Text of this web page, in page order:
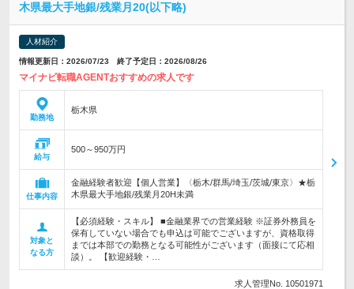
木県最大手地銀/残業月20(以下略)
人材紹介
情報更新日：2026/07/23 終了予定日：2026/08/26
マイナビ転職AGENTおすすめの求人です
勤務地
栃木県
給与
500～950万円
仕事内容
金融経験者歓迎【個人営業】〈栃木/群馬/埼玉/茨城/東京〉★栃
木県最大手地銀/残業月20H未満
対象と
なる方
【必須経験・スキル】 ■金融業界での営業経験 ※証券外務員を
保有していない場合でも申込は可能でございますが、資格取得
までは本部での勤務となる可能性がございます（面接にて応相
談）。 【歓迎経験・…
求人管理No. 10501971